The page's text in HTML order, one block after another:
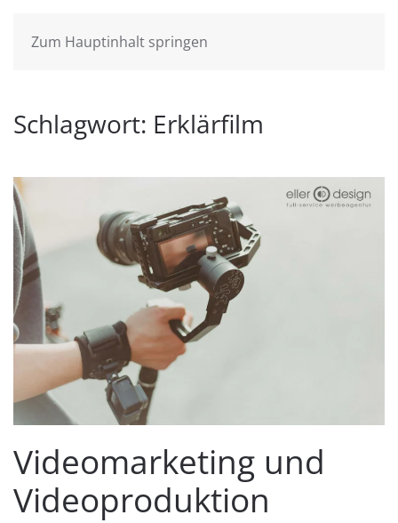
Zum Hauptinhalt springen
Schlagwort: Erklärfilm
Videomarketing und
Videoproduktion